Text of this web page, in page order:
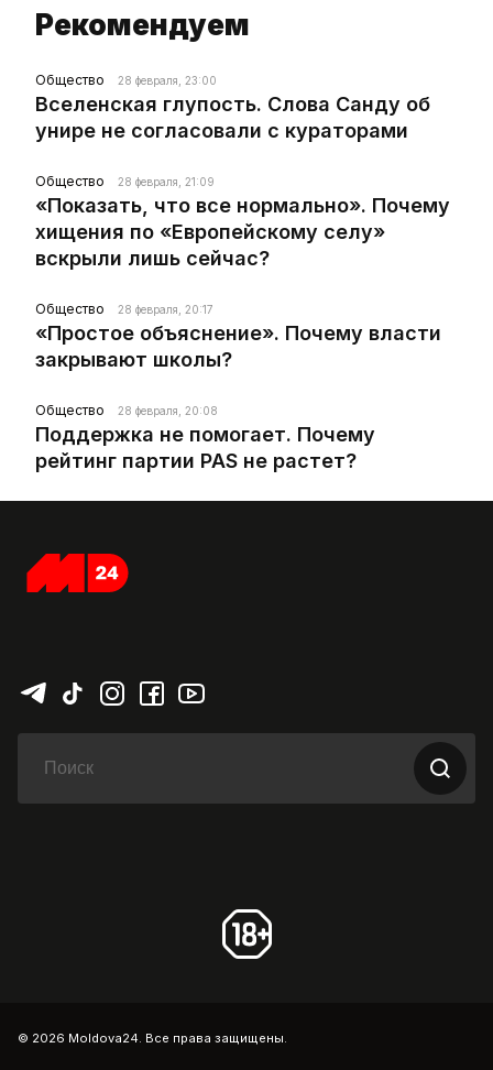
Рекомендуем
Общество 28 февраля, 23:00
Вселенская глупость. Слова Санду об
унире не согласовали с кураторами
Общество 28 февраля, 21:09
«Показать, что все нормально». Почему
хищения по «Европейскому селу»
вскрыли лишь сейчас?
Общество 28 февраля, 20:17
«Простое объяснение». Почему власти
закрывают школы?
Общество 28 февраля, 20:08
Поддержка не помогает. Почему
рейтинг партии PAS не растет?
© 2026 Moldova24. Все права защищены.